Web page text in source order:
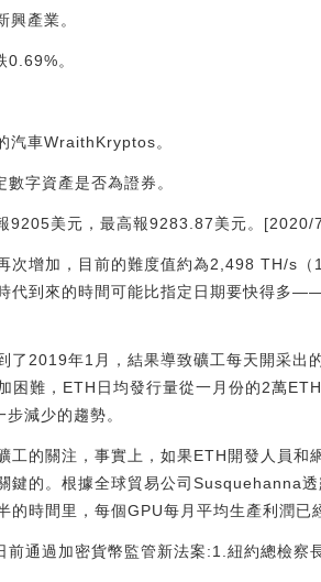
產業。
。
汽車WraithKryptos。
字資產是否為證券。
9205美元，最高報9283.87美元。[2020/
次增加，目前的難度值約為2,498 TH/s
代到來的時間可能比指定日期要快得多
了2019年1月，結果導致礦工每天開采
困難，ETH日均發行量從一月份的2萬
減少的趨勢。
工的關注，事實上，如果ETH開發人員
鍵的。根據全球貿易公司Susquehanna
的時間里，每個GPU每月平均生產利潤已
通過加密貨幣監管新法案:1.紐約總檢察